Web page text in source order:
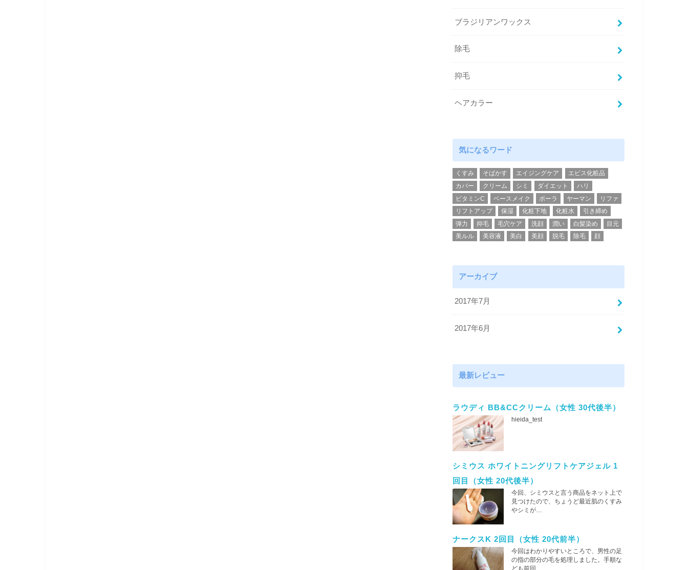
ブラジリアンワックス
除毛
抑毛
ヘアカラー
気になるワード
くすみ そばかす エイジングケア
エビス化粧品
カバー
クリーム シミ ダイエット
ハリ
ビタミンC
ベースメイク ポーラ ヤーマン
リファ
リフトアップ
保湿 化粧下地 化粧水
引き締め
弾力
抑毛 毛穴ケア 洗顔 潤い 白髪染め
目元
美ルル
美容液 美白 美顔 脱毛 除毛 顔
アーカイブ
2017年7月
2017年6月
最新レビュー
ラウディ BB&CCクリーム（女性 30代後半）
hieida_test
シミウス ホワイトニングリフトケアジェル 1
回目（女性 20代後半）
今回、シミウスと言う商品をネット上で
見つけたので、ちょうど最近肌のくすみ
やシミが…
ナークスK 2回目（女性 20代前半）
今回はわかりやすいところで、男性の足
の指の部分の毛を処理しました。手順な
ども前回…